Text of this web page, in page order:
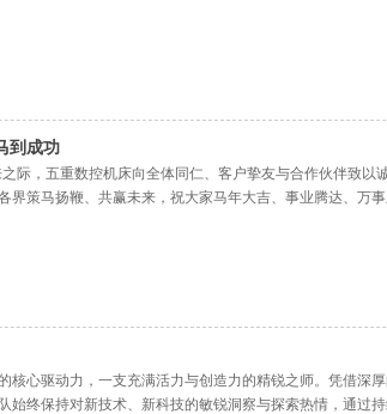
到成功
际，五重数控机床向全体同仁、客户挚友与合作伙伴致
界策马扬鞭、共赢未来，祝大家马年大吉、事业腾达、万事
核心驱动力，一支充满活力与创造力的精锐之师。凭借
始终保持对新技术、新科技的敏锐洞察与探索热情，通